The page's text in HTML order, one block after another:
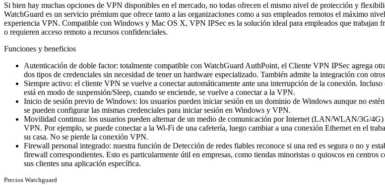
Si bien hay muchas opciones de VPN disponibles en el mercado, no todas ofrecen el mismo nivel de protección y
WatchGuard es un servicio prémium que ofrece tanto a las organizaciones como a sus empleados remotos el máximo
experiencia VPN. Compatible con Windows y Mac OS X, VPN IPSec es la solución ideal para empleados que trabajan
o requieren acceso remoto a recursos confidenciales.
Funciones y beneficios
Autenticación de doble factor: totalmente compatible con WatchGuard AuthPoint, el Cliente VPN IPSec agrega
dos tipos de credenciales sin necesidad de tener un hardware especializado. También admite la integración con
Siempre activo: el cliente VPN se vuelve a conectar automáticamente ante una interrupción de la conexión.
está en modo de suspensión/Sleep, cuando se enciende, se vuelve a conectar a la VPN.
Inicio de sesión previo de Windows: los usuarios pueden iniciar sesión en un dominio de Windows aunque no
se pueden configurar las mismas credenciales para iniciar sesión en Windows y VPN.
Movilidad continua: los usuarios pueden alternar de un medio de comunicación por Internet (LAN/WLAN/3G/4G)
VPN. Por ejemplo, se puede conectar a la Wi-Fi de una cafetería, luego cambiar a una conexión Ethernet en el
su casa. No se pierde la conexión VPN.
Firewall personal integrado: nuestra función de Detección de redes fiables reconoce si una red es segura o no y
firewall correspondientes. Esto es particularmente útil en empresas, como tiendas minoristas o quioscos en centros
sus clientes una aplicación específica.
Precios Watchguard